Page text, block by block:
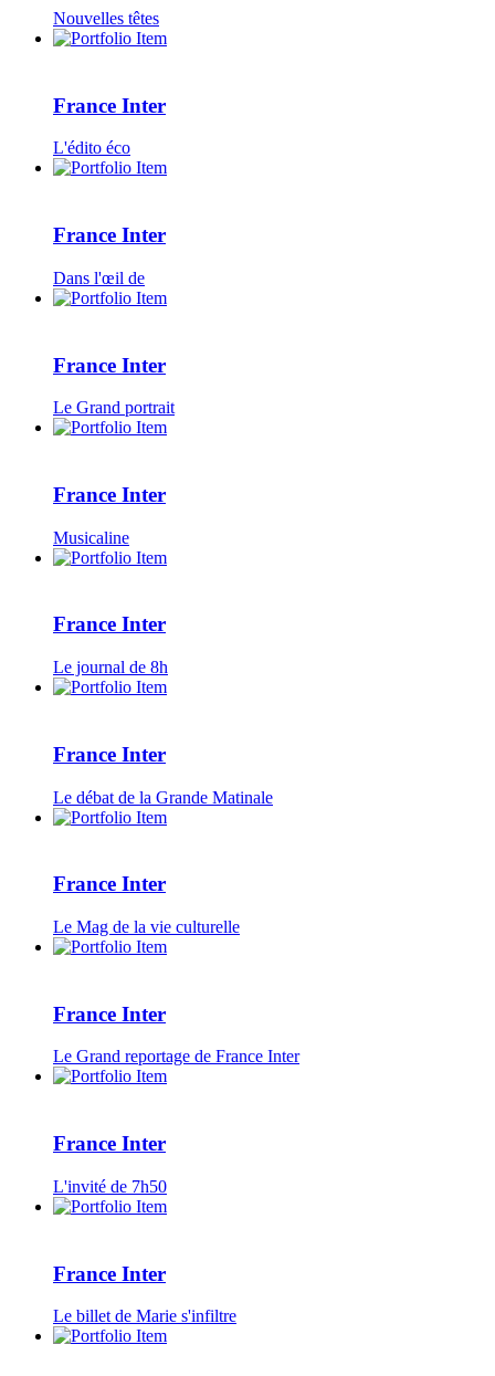
Nouvelles têtes
France Inter
L'édito éco
France Inter
Dans l'œil de
France Inter
Le Grand portrait
France Inter
Musicaline
France Inter
Le journal de 8h
France Inter
Le débat de la Grande Matinale
France Inter
Le Mag de la vie culturelle
France Inter
Le Grand reportage de France Inter
France Inter
L'invité de 7h50
France Inter
Le billet de Marie s'infiltre